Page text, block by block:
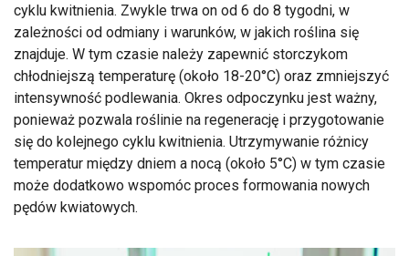
cyklu kwitnienia. Zwykle trwa on od 6 do 8 tygodni, w
zależności od odmiany i warunków, w jakich roślina się
znajduje. W tym czasie należy zapewnić storczykom
chłodniejszą temperaturę (około 18-20°C) oraz zmniejszyć
intensywność podlewania. Okres odpoczynku jest ważny,
ponieważ pozwala roślinie na regenerację i przygotowanie
się do kolejnego cyklu kwitnienia. Utrzymywanie różnicy
temperatur między dniem a nocą (około 5°C) w tym czasie
może dodatkowo wspomóc proces formowania nowych
pędów kwiatowych.